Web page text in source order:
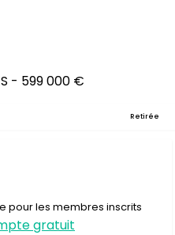
- 599 000 €
Retirée
pour les membres inscrits
gratuit